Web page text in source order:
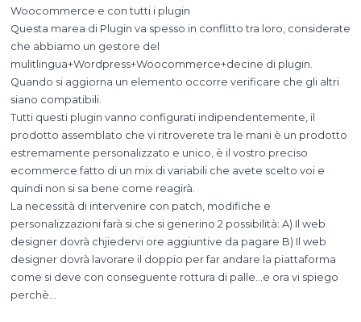
Woocommerce e con tutti i plugin
Questa marea di Plugin va spesso in conflitto tra loro, considerate
che abbiamo un gestore del
mulitlingua+Wordpress+Woocommerce+decine di plugin.
Quando si aggiorna un elemento occorre verificare che gli altri
siano compatibili.
Tutti questi plugin vanno configurati indipendentemente, il
prodotto assemblato che vi ritroverete tra le mani è un prodotto
estremamente personalizzato e unico, è il vostro preciso
ecommerce fatto di un mix di variabili che avete scelto voi e
quindi non si sa bene come reagirà.
La necessità di intervenire con patch, modifiche e
personalizzazioni farà si che si generino 2 possibilità: A) Il web
designer dovrà chjiedervi ore aggiuntive da pagare B) Il web
designer dovrà lavorare il doppio per far andare la piattaforma
come si deve con conseguente rottura di palle…e ora vi spiego
perchè…